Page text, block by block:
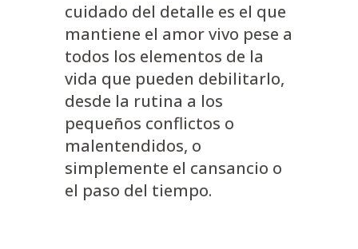
cuidado del detalle es el que
mantiene el amor vivo pese a
todos los elementos de la
vida que pueden debilitarlo,
desde la rutina a los
pequeños conflictos o
malentendidos, o
simplemente el cansancio o
el paso del tiempo.